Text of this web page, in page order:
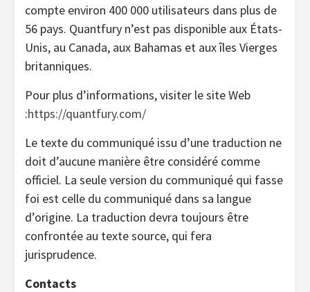
compte environ 400 000 utilisateurs dans plus de
56 pays. Quantfury n’est pas disponible aux États-
Unis, au Canada, aux Bahamas et aux îles Vierges
britanniques.
Pour plus d’informations, visiter le site Web
:https://quantfury.com/
Le texte du communiqué issu d’une traduction ne
doit d’aucune manière être considéré comme
officiel. La seule version du communiqué qui fasse
foi est celle du communiqué dans sa langue
d’origine. La traduction devra toujours être
confrontée au texte source, qui fera
jurisprudence.
Contacts